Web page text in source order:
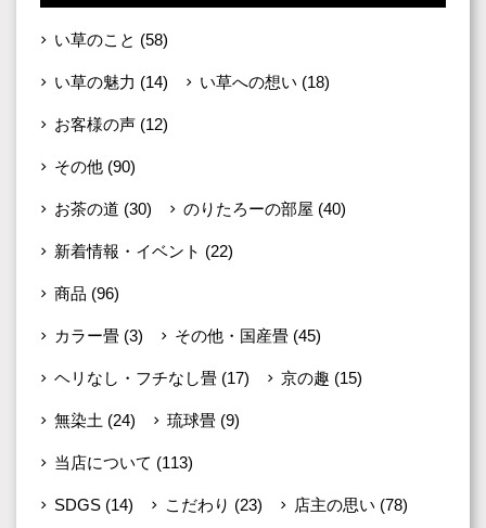
い草のこと (58)
い草の魅力 (14) い草への想い (18)
お客様の声 (12)
その他 (90)
お茶の道 (30) のりたろーの部屋 (40)
新着情報・イベント (22)
商品 (96)
カラー畳 (3) その他・国産畳 (45)
ヘリなし・フチなし畳 (17) 京の趣 (15)
無染土 (24) 琉球畳 (9)
当店について (113)
SDGS (14) こだわり (23) 店主の思い (78)